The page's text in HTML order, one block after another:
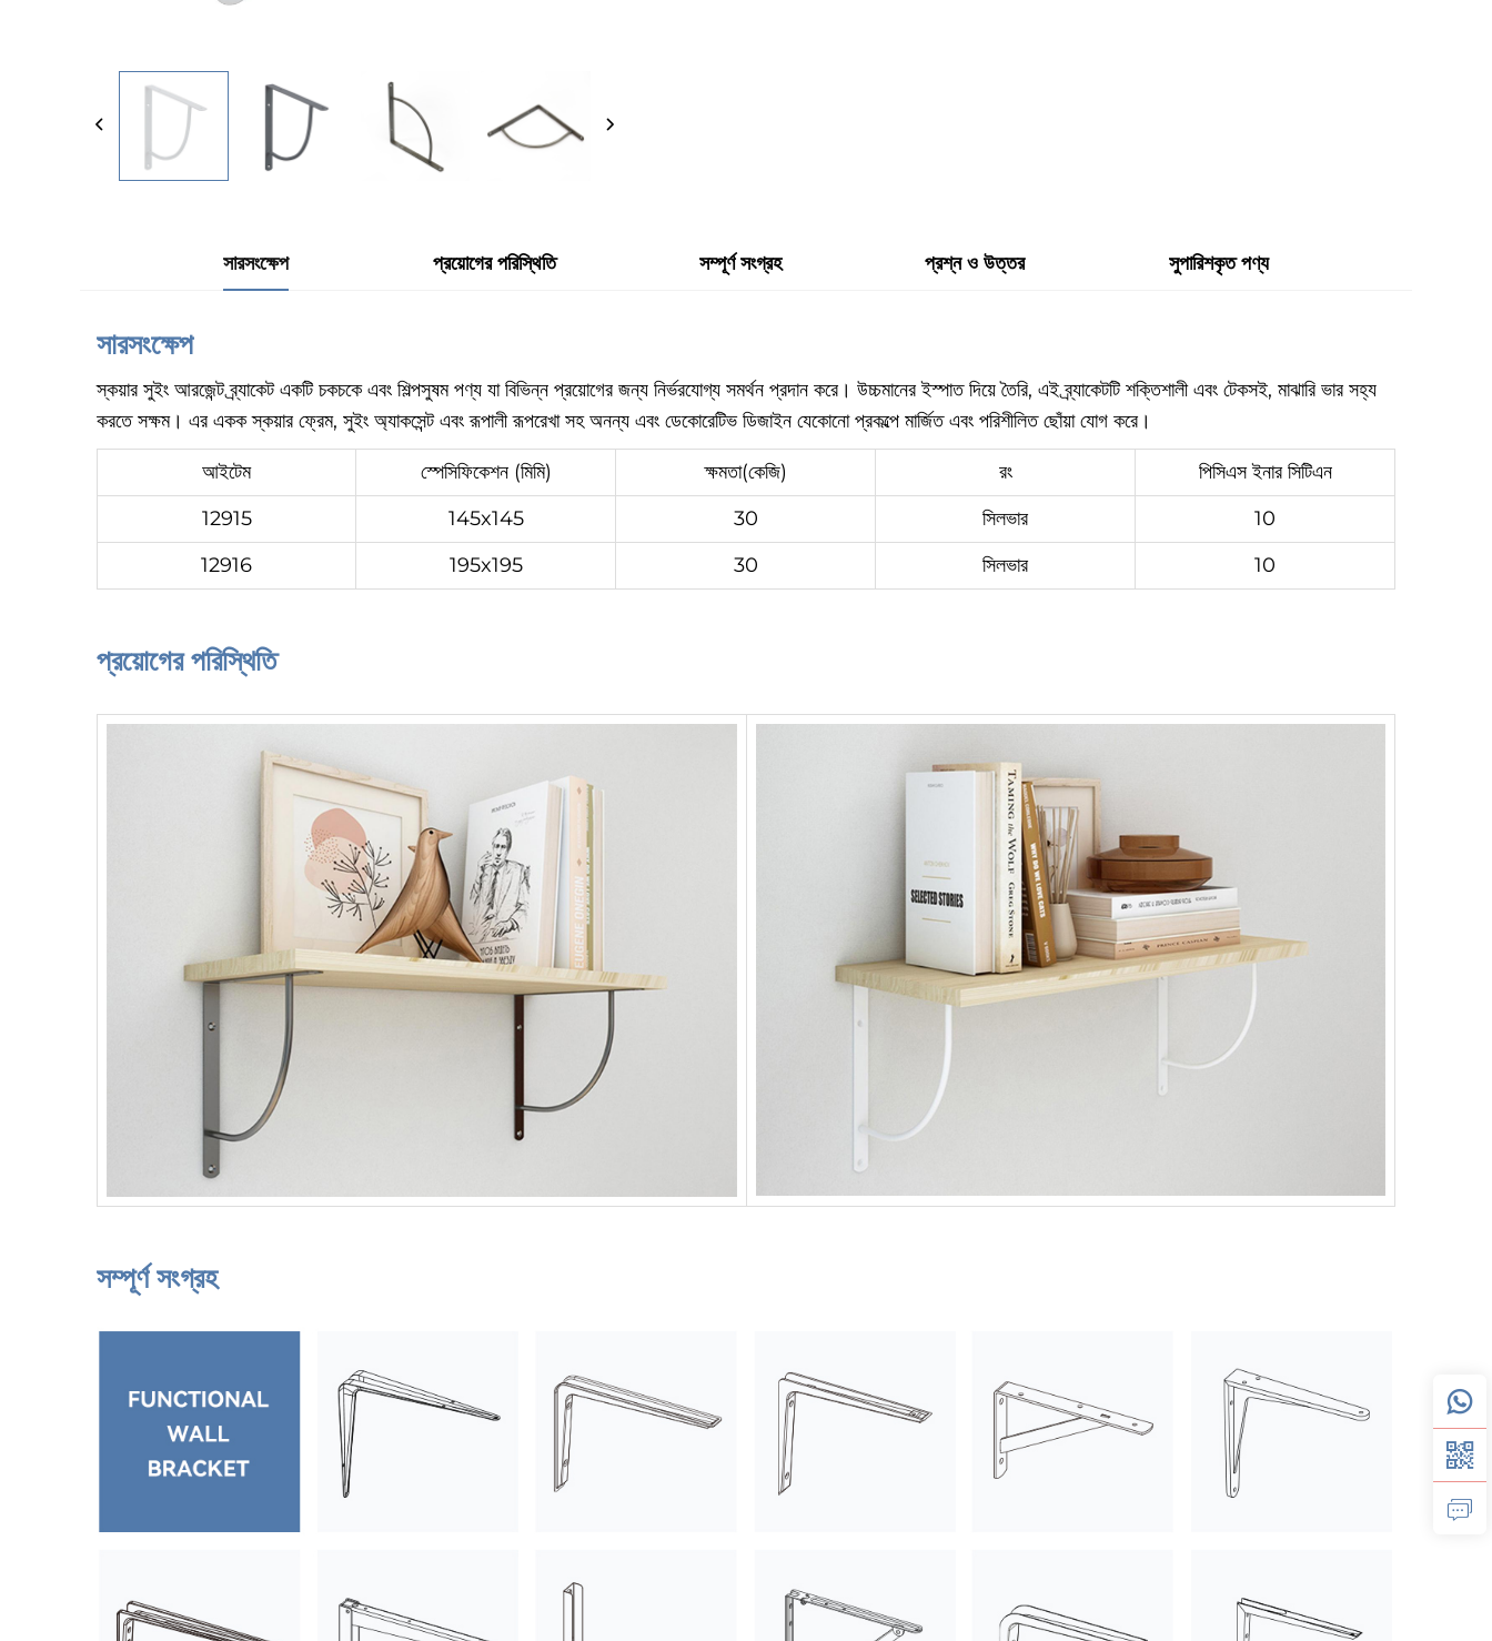
সারসংক্ষেপ প্রয়োগের পরিস্থিতি সম্পূর্ণ সংগ্রহ প্রশ্ন ও উত্তর সুপারিশকৃত পণ্য
সারসংক্ষেপ
স্কয়ার সুইং আরজেন্ট ব্র্যাকেট একটি চকচকে এবং শিল্পসুষম পণ্য যা বিভিন্ন প্রয়োগের জন্য নির্ভরযোগ্য সমর্থন প্রদান করে। উচ্চমানের ইস্পাত দিয়ে তৈরি, এই ব্র্যাকেটটি শক্তিশালী এবং টেকসই, মাঝারি ভার সহ্য
করতে সক্ষম। এর একক স্কয়ার ফ্রেম, সুইং অ্যাকসেন্ট এবং রূপালী রূপরেখা সহ অনন্য এবং ডেকোরেটিভ ডিজাইন যেকোনো প্রকল্পে মার্জিত এবং পরিশীলিত ছোঁয়া যোগ করে।
আইটেম স্পেসিফিকেশন (মিমি) ক্ষমতা(কেজি) রং
পিসিএস ইনার সিটিএন
12915
145x145 30 সিলভার
10
12916
195x195 30 সিলভার 10
প্রয়োগের পরিস্থিতি
সম্পূর্ণ সংগ্রহ